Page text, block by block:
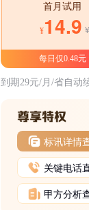
首月试用
¥14.9
每日仅0.48元
到期29元/月/省自动
标讯详情
关键电话
甲方分析